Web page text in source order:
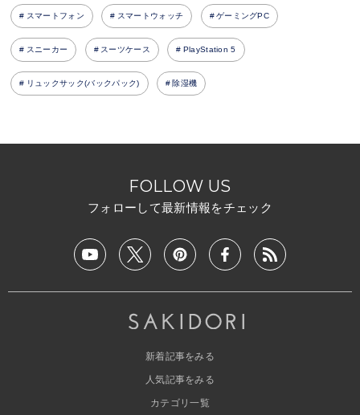
スマートフォン スマートウォッチ ゲーミングPC
スニーカー スーツケース PlayStation 5
リュックサック(バックパック) 除湿機
FOLLOW US
フォローして最新情報をチェック
新着記事をみる
人気記事をみる
カテゴリ一覧